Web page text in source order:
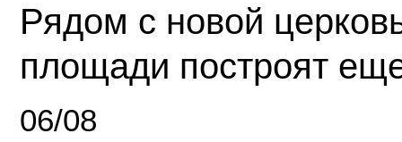
Рядом с новой
площади построят
06/08